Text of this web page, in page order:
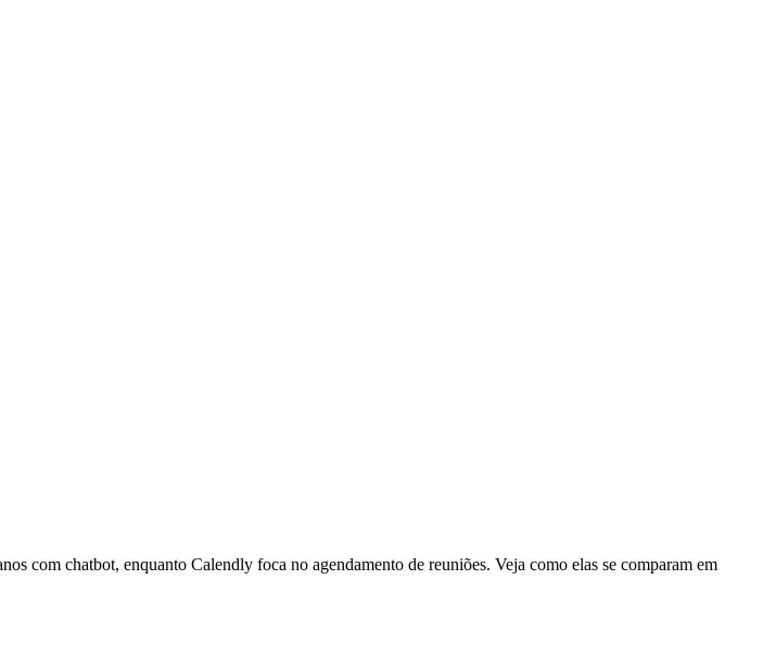
com chatbot, enquanto Calendly foca no agendamento de reuniões. Veja como elas se comparam em